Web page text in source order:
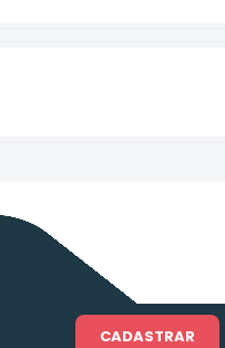
CADASTRAR